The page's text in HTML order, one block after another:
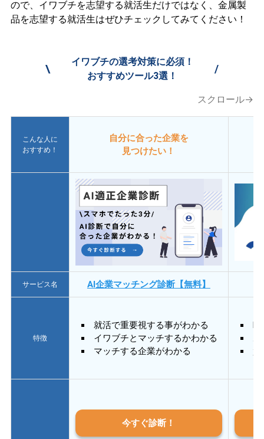
ので、イワブチを志望する就活生だけではなく、金属製
品を志望する就活生はぜひチェックしてみてください！
\
イワブチの選考対策に必須！
おすすめツール3選！
/
スクロール→
こんな人に
おすすめ！
自分に合った企業を
見つけたい！
サービス名 AI企業マッチング診断【無料】
特徴
就活で重要視する事がわかる
イワブチとマッチするかわかる
マッチする企業がわかる
質
今すぐ診断！